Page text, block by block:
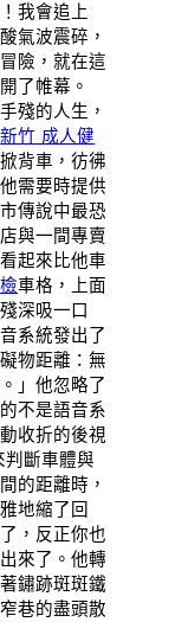
我會追上
氣波震碎，
險，就在這
了帷幕。
殘的人生，
新竹 成人健
背車，彷彿
需要時提供
傳說中最恐
與一間專賣
起來比他車
車格，上面
深吸一口
系統發出了
物距離：無
」他忽略了
不是語音系
收折的後視
判斷車體與
的距離時，
地縮了回
，反正你也
來了。他轉
鏽跡斑斑鐵
巷的盡頭散